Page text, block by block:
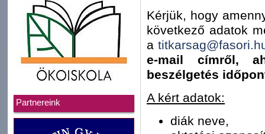
Partnereink
Kérjük, hogy
következő adatok
a
e-mail címről,
beszélgetés
A kért adatok:
diák neve,